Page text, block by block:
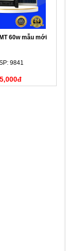
60w mẫu mới
9841